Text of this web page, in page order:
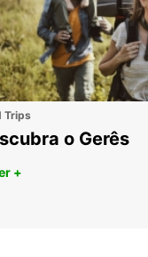
Trips
o Gerês
+